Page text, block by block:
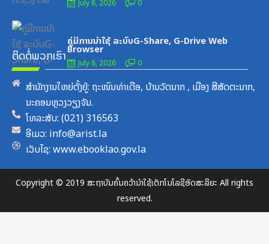
July 8, 2026 0
ຄູ່ມືການນຳໃຊ້ ລະບົບG-Share, G-Drive Web
Browser
on
July 8, 2026 0
ຕິດຕໍ່ພວກເຮົາ
ສຳນັກງານໃຫຍ່ຕັ້ງຢູ່: ຖະໜົນທ່າເດືອ, ບ້ານວັດນາກ , ເມືອງ ສີສັດຕະນາກ,
ນະຄອນຫຼວງວຽງຈັນ.
ໂທລະສັບ: (021) 316563
ອີເມວ: info@arist.la
ເວັບໄຊ: www.ebooklao.gov.la
Copyright © 2019 ສະຖາບັນຄົ້ນຄວ້ານຳໃຊ້ເຕັກໂນໂລຊີອັດສະລິຍະ All rights
reserved.